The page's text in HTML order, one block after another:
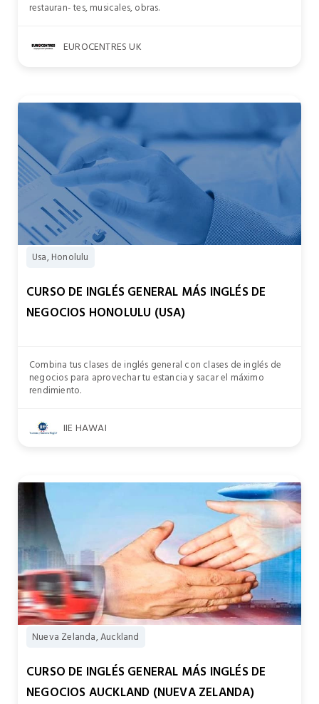
restauran- tes, musicales, obras.
EUROCENTRES UK
Usa, Honolulu
CURSO DE INGLÉS GENERAL MÁS INGLÉS DE
NEGOCIOS HONOLULU (USA)
Combina tus clases de inglés general con clases de inglés de
negocios para aprovechar tu estancia y sacar el máximo
rendimiento.
IIE HAWAI
Nueva Zelanda, Auckland
CURSO DE INGLÉS GENERAL MÁS INGLÉS DE
NEGOCIOS AUCKLAND (NUEVA ZELANDA)